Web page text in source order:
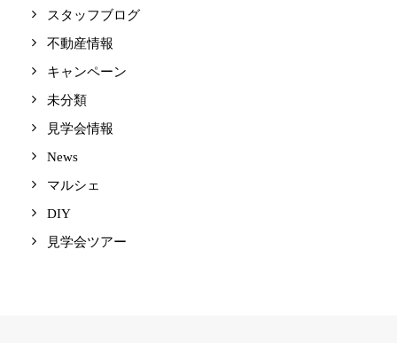
スタッフブログ
不動産情報
キャンペーン
未分類
見学会情報
News
マルシェ
DIY
見学会ツアー